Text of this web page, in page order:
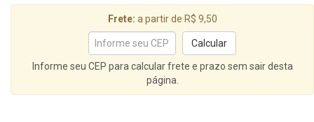
Frete: a partir de R$ 9,50
Informe seu CEP para calcular frete e prazo sem sair desta
página.